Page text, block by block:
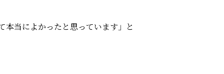
当によかったと思っています」と